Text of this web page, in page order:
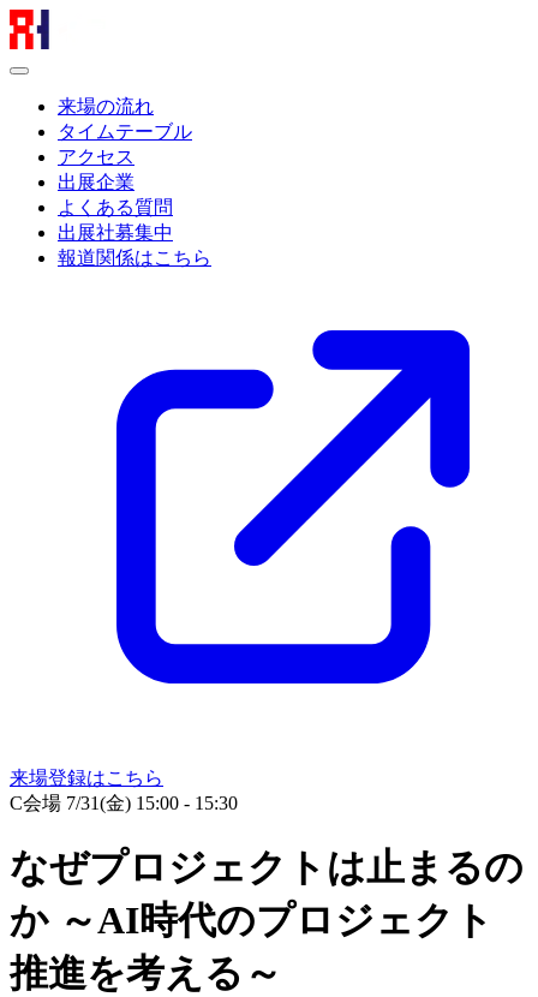
来場の流れ
タイムテーブル
アクセス
出展企業
よくある質問
出展社募集中
報道関係はこちら
来場登録はこちら
C会場 7/31(金) 15:00 - 15:30
なぜプロジェクトは止まるの
か ～AI時代のプロジェクト
推進を考える～